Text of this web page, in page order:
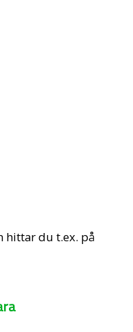
hittar du t.ex. på